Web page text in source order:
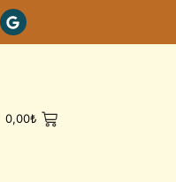
0,00₺